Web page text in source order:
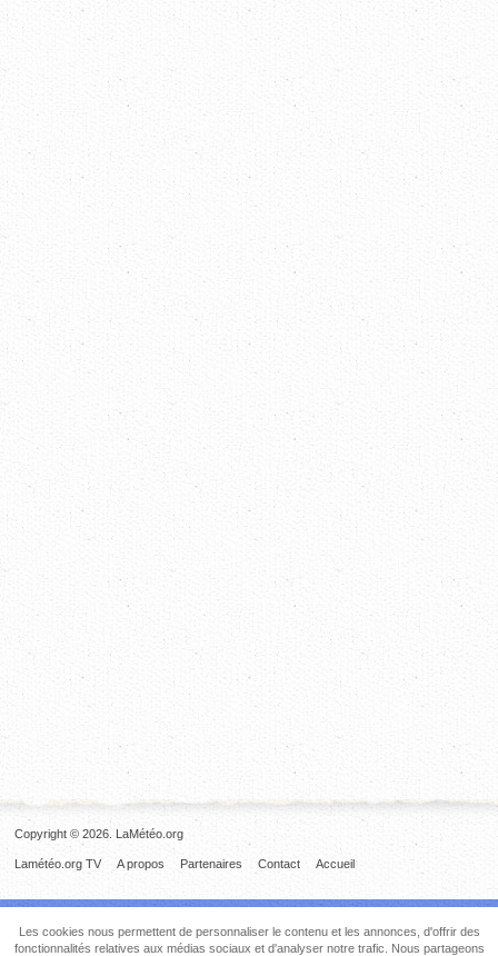
Copyright © 2026. LaMétéo.org
Accueil
Contact
Partenaires
A propos
Lamétéo.org TV
Les cookies nous permettent de personnaliser le contenu et les annonces, d'offrir des
fonctionnalités relatives aux médias sociaux et d'analyser notre trafic. Nous partageons